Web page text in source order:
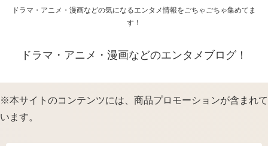
ドラマ・アニメ・漫画などの気になるエンタメ情報をごちゃごちゃ集めてま
す！
ドラマ・アニメ・漫画などのエンタメブログ！
※本サイトのコンテンツには、商品プロモーションが含まれて
います。